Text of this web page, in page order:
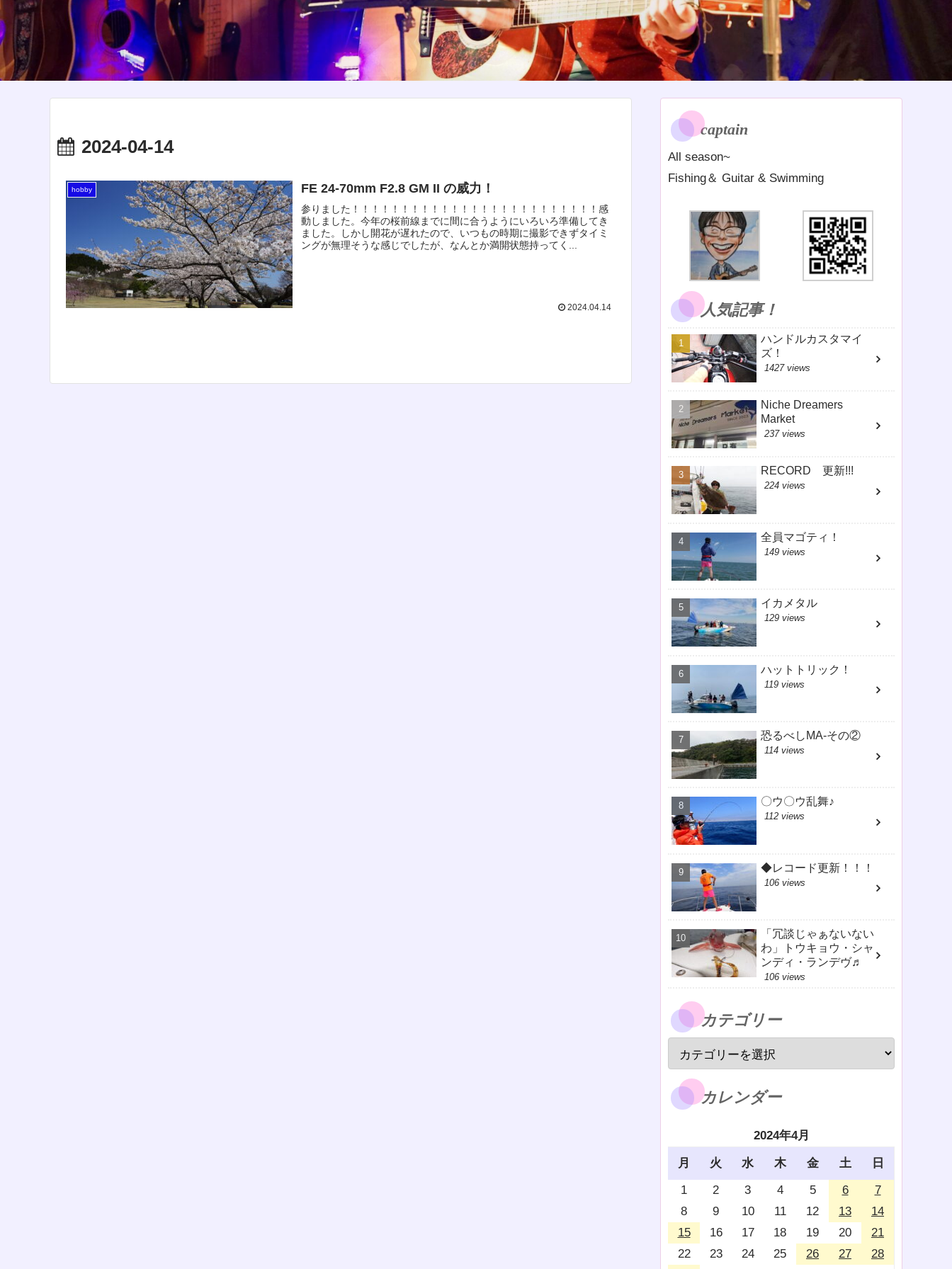
2024-04-14
hobby FE 24-70mm F2.8 GM II の威力！
参りました！！！！！！！！！！！！！！！！！！！！！！！！！感
動しました。今年の桜前線までに間に合うようにいろいろ準備してき
ました。しかし開花が遅れたので、いつもの時期に撮影できずタイミ
ングが無理そうな感じでしたが、なんとか満開状態持ってく...
2024.04.14
captain
All season~
Fishing＆ Guitar & Swimming
人気記事！
ハンドルカスタマイ
ズ！
1427 views
Niche Dreamers
Market
237 views
RECORD 更新!!!
224 views
全員マゴティ！
149 views
イカメタル
129 views
ハットトリック！
119 views
恐るべしMA-その②
114 views
〇ウ〇ウ乱舞♪
112 views
◆レコード更新！！！
106 views
「冗談じゃぁないない
わ」トウキョウ・シャ
ンディ・ランデヴ♬
106 views
カテゴリー
カレンダー
2024年4月
月 火 水 木 金 土
日
1
2 3 4 5 6
7
8
9 10 11 12 13
14
15
16 17 18 19 20
21
22
23 24 25 26 27
28